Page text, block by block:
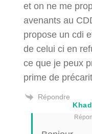
et on ne me
avenants au
propose un cdi
de celui ci en
ce que je peux
prime de
Répondre